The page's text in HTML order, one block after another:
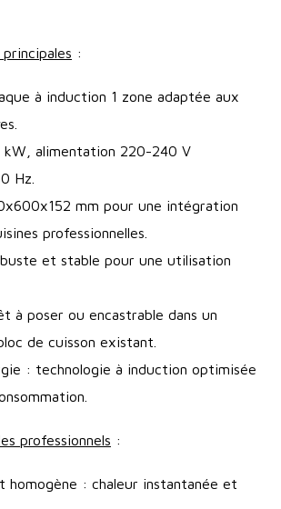
:
à induction 1 zone adaptée aux
kW, alimentation 220-240 V
Hz.
mm pour une intégration
professionnelles.
et stable pour une utilisation
à poser ou encastrable dans un
de cuisson existant.
: technologie à induction optimisée
professionnels :
homogène : chaleur instantanée et